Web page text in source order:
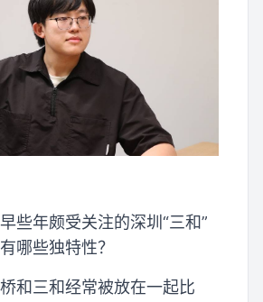
些年颇受关注的深圳“三和”
哪些独特性？
和三和经常被放在一起比